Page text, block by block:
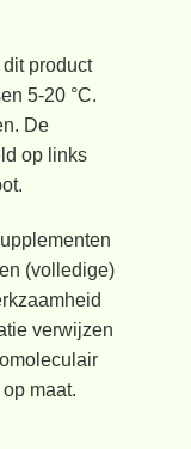
product
5-20 °C.
De
op links
(volledige)
verwijzen
maat.